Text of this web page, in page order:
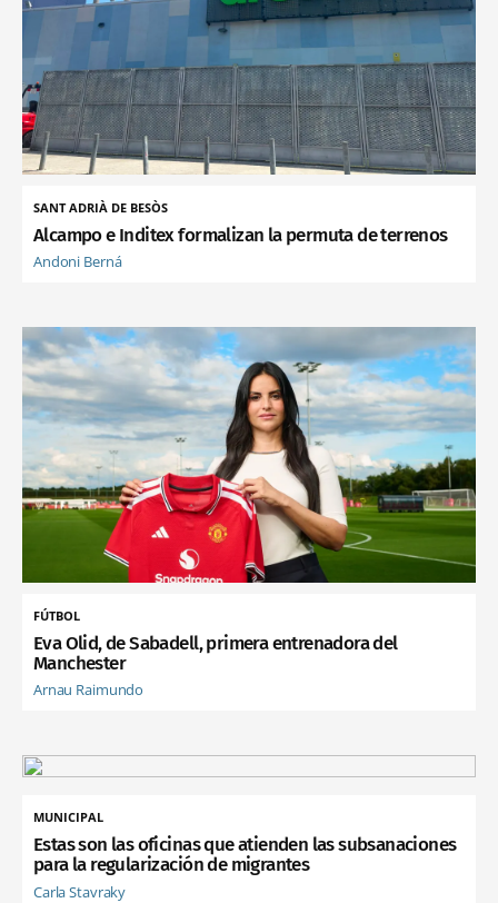
SANT ADRIÀ DE BESÒS
Alcampo e Inditex formalizan la permuta de terrenos
Andoni Berná
FÚTBOL
Eva Olid, de Sabadell, primera entrenadora del
Manchester
Arnau Raimundo
MUNICIPAL
Estas son las oficinas que atienden las subsanaciones
para la regularización de migrantes
Carla Stavraky